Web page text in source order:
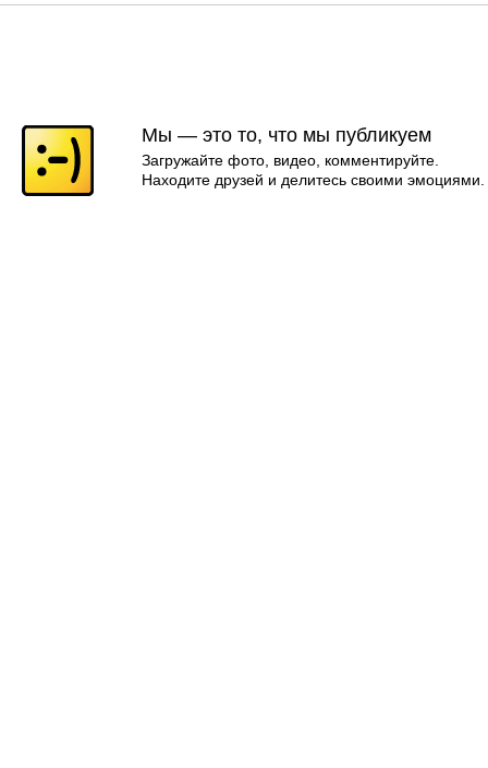
Мы — это то, что мы публикуем
Загружайте фото, видео, комментируйте.
Находите друзей и делитесь своими эмоциями.